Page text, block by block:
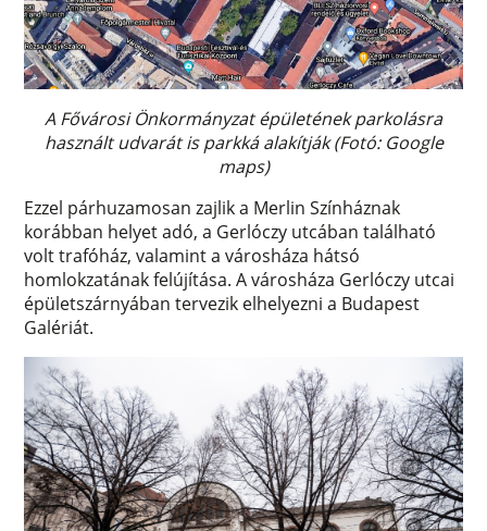
A Fővárosi Önkormányzat épületének parkolásra
használt udvarát is parkká alakítják (Fotó: Google
maps)
Ezzel párhuzamosan zajlik a Merlin Színháznak
korábban helyet adó, a Gerlóczy utcában található
volt trafóház, valamint a városháza hátsó
homlokzatának felújítása. A városháza Gerlóczy utcai
épületszárnyában tervezik elhelyezni a Budapest
Galériát.